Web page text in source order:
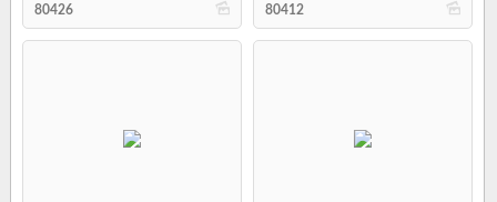
b
80426 b
80412